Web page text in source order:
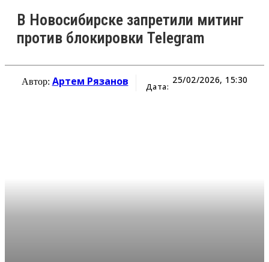
В Новосибирске запретили митинг
против блокировки Telegram
Автор: Артем Рязанов Дата:
25/02/2026, 15:30